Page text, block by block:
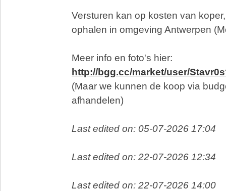
Versturen kan op kosten van
ophalen in omgeving Antwerpen
Meer info en foto's hier:
http://bgg.cc/market/user/
(Maar we kunnen de koop via
afhandelen)
Last edited on: 05-07-2026 17:04
Last edited on: 22-07-2026 12:34
Last edited on: 22-07-2026 14:00